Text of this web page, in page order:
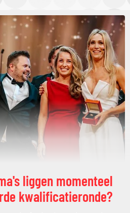
liggen momenteel
kwalificatieronde?